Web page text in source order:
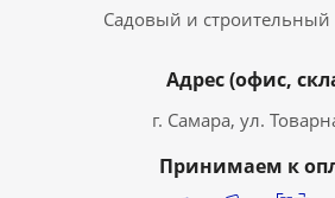
Садовый и строительный
Адрес (офис,
г. Самара, ул.
Принимаем к